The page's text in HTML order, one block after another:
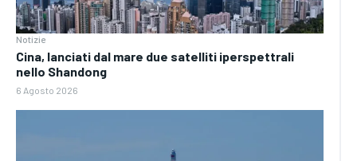
Notizie
Cina, lanciati dal mare due satelliti iperspettrali
nello Shandong
6 Agosto 2026